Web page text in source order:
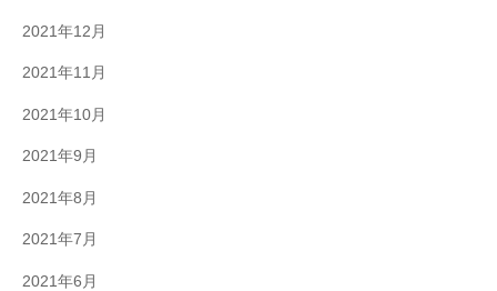
2021年12月
2021年11月
2021年10月
2021年9月
2021年8月
2021年7月
2021年6月